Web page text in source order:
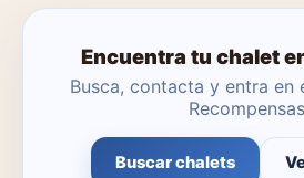
Encuentra tu chalet
Busca, contacta y entra en
Buscar chalets